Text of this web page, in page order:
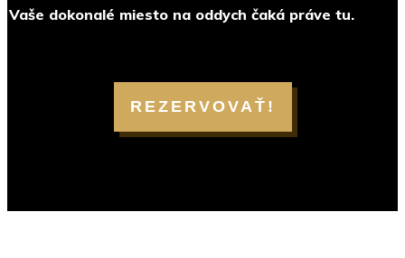
Vaše dokonalé miesto na oddych čaká práve tu.
REZERVOVAŤ!